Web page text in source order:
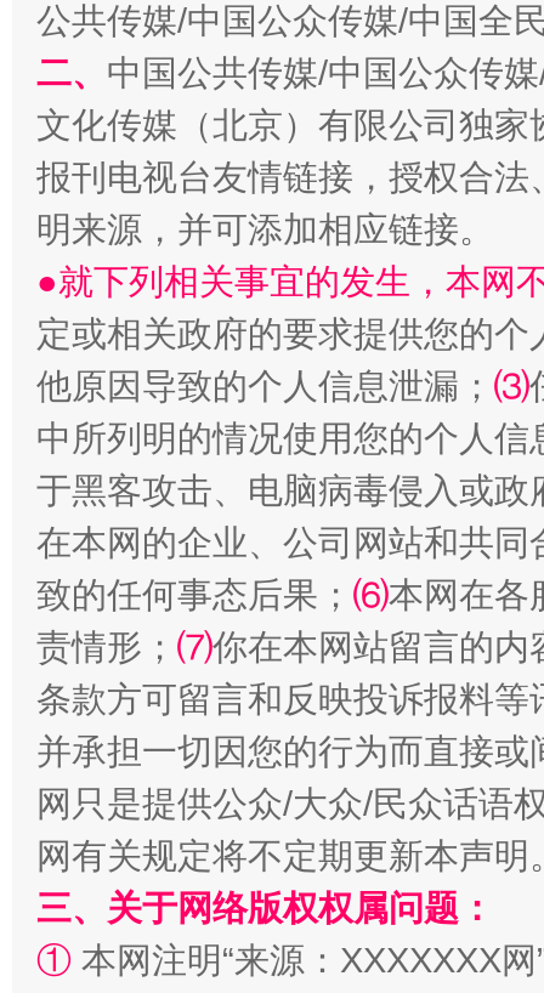
受贿1.44亿！段成刚被判无期 从幼
全民健身五年计划来了！等你上场
阿坝州三大球赛在茂县开幕 规模
公共传媒/中国公众传媒/中国全
二、 中国公共传媒/中国公众传
文化传媒（北京）有限公司独
报刊电视台友情链接，授权合
明来源，并可添加相应链接。
●就下列相关事宜的发生，本网
定或相关政府的要求提供您的个
他原因导致的个人信息泄漏； ⑶
中所列明的情况使用您的个人
于黑客攻击、电脑病毒侵入或
在本网的企业、公司网站和共
致的任何事态后果； ⑹本网在各
责情形； ⑺你在本网站留言的内
条款方可留言和反映投诉报料
并承担一切因您的行为而直接
网只是提供公众/大众/民众话语
网有关规定将不定期更新本声明
三、关于网络版权权属问题：
① 本网注明“来源：XXXXXXX